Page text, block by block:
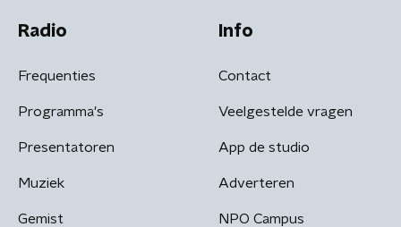
Radio
Frequenties
Programma's
Presentatoren
Muziek
Gemist
Info
Contact
Veelgestelde vragen
App de studio
Adverteren
NPO Campus